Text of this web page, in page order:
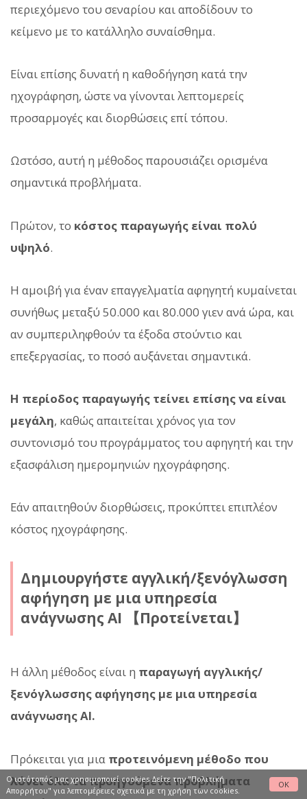
περιεχόμενο του σεναρίου και αποδίδουν το
κείμενο με το κατάλληλο συναίσθημα.
Είναι επίσης δυνατή η καθοδήγηση κατά την
ηχογράφηση, ώστε να γίνονται λεπτομερείς
προσαρμογές και διορθώσεις επί τόπου.
Ωστόσο, αυτή η μέθοδος παρουσιάζει ορισμένα
σημαντικά προβλήματα.
Πρώτον, το κόστος παραγωγής είναι πολύ
υψηλό.
Η αμοιβή για έναν επαγγελματία αφηγητή κυμαίνεται
συνήθως μεταξύ 50.000 και 80.000 γιεν ανά ώρα, και
αν συμπεριληφθούν τα έξοδα στούντιο και
επεξεργασίας, το ποσό αυξάνεται σημαντικά.
Η περίοδος παραγωγής τείνει επίσης να είναι
μεγάλη, καθώς απαιτείται χρόνος για τον
συντονισμό του προγράμματος του αφηγητή και την
εξασφάλιση ημερομηνιών ηχογράφησης.
Εάν απαιτηθούν διορθώσεις, προκύπτει επιπλέον
κόστος ηχογράφησης.
Δημιουργήστε αγγλική/ξενόγλωσση
αφήγηση με μια υπηρεσία
ανάγνωσης AI 【Προτείνεται】
Η άλλη μέθοδος είναι η παραγωγή αγγλικής/
ξενόγλωσσης αφήγησης με μια υπηρεσία
ανάγνωσης AI.
Πρόκειται για μια προτεινόμενη μέθοδο που
λύνει όλα τα προηγούμενα προβλήματα
Ο ιστότοπός μας χρησιμοποιεί cookies Δείτε την "Πολιτική
Απορρήτου" για λεπτομέρειες σχετικά με τη χρήση των cookies.
OK